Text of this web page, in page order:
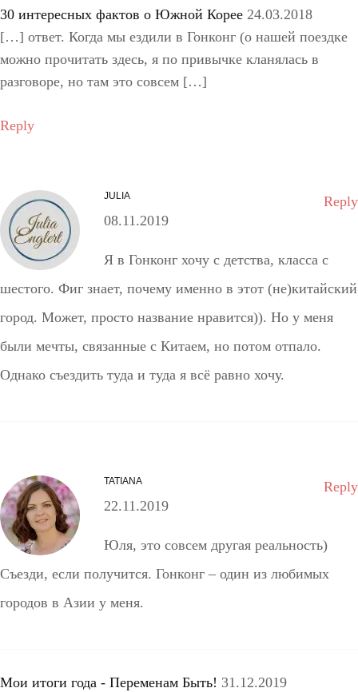
30 интересных фактов о Южной Корее 24.03.2018
[…] ответ. Когда мы ездили в Гонконг (о нашей поездке
можно прочитать здесь, я по привычке кланялась в
разговоре, но там это совсем […]
Reply
JULIA
08.11.2019
Я в Гонконг хочу с детства, класса с
шестого. Фиг знает, почему именно в этот (не)китайский
город. Может, просто название нравится)). Но у меня
были мечты, связанные с Китаем, но потом отпало.
Однако съездить туда и туда я всё равно хочу.
Reply
TATIANA
22.11.2019
Юля, это совсем другая реальность)
Съезди, если получится. Гонконг – один из любимых
городов в Азии у меня.
Reply
Мои итоги года - Переменам Быть! 31.12.2019